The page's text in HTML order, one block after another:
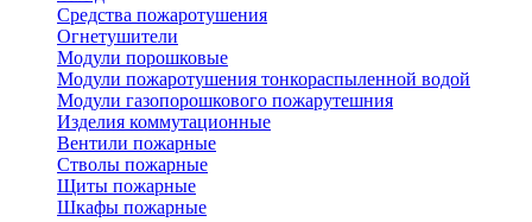
Средства пожаротушения
Огнетушители
Модули порошковые
Модули пожаротушения тонкораспыленной водой
Модули газопорошкового пожарутешния
Изделия коммутационные
Вентили пожарные
Стволы пожарные
Щиты пожарные
Шкафы пожарные